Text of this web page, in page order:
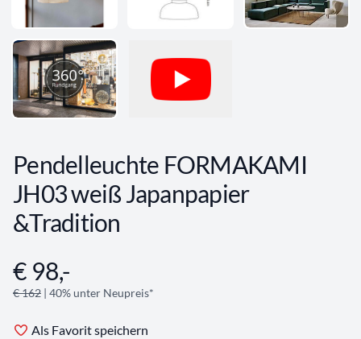
Pendelleuchte FORMAKAMI
JH03 weiß Japanpapier
&Tradition
Angebotsinformationen
€ 98,-
€ 162 | 40% unter Neupreis*
Als Favorit speichern